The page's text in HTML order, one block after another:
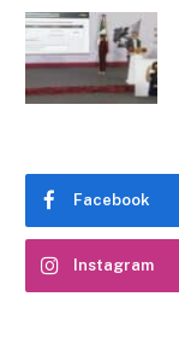
Facebook
Instagram